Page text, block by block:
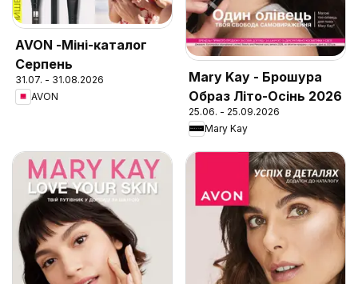
AVON -Міні-каталог
Серпень
31.07. - 31.08.2026
AVON
Mary Kay - Брошура
Образ Літо-Осінь 2026
25.06. - 25.09.2026
Mary Kay